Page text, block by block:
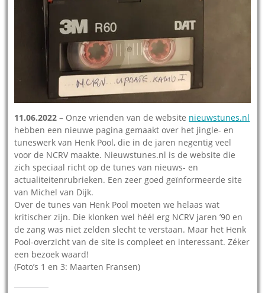
11.06.2022 – Onze vrienden van de website nieuwstunes.nl
hebben een nieuwe pagina gemaakt over het jingle- en
tuneswerk van Henk Pool, die in de jaren negentig veel
voor de NCRV maakte. Nieuwstunes.nl is de website die
zich speciaal richt op de tunes van nieuws- en
actualiteitenrubrieken. Een zeer goed geïnformeerde site
van Michel van Dijk.
Over de tunes van Henk Pool moeten we helaas wat
kritischer zijn. Die klonken wel héél erg NCRV jaren ’90 en
de zang was niet zelden slecht te verstaan. Maar het Henk
Pool-overzicht van de site is compleet en interessant. Zéker
een bezoek waard!
(Foto’s 1 en 3: Maarten Fransen)